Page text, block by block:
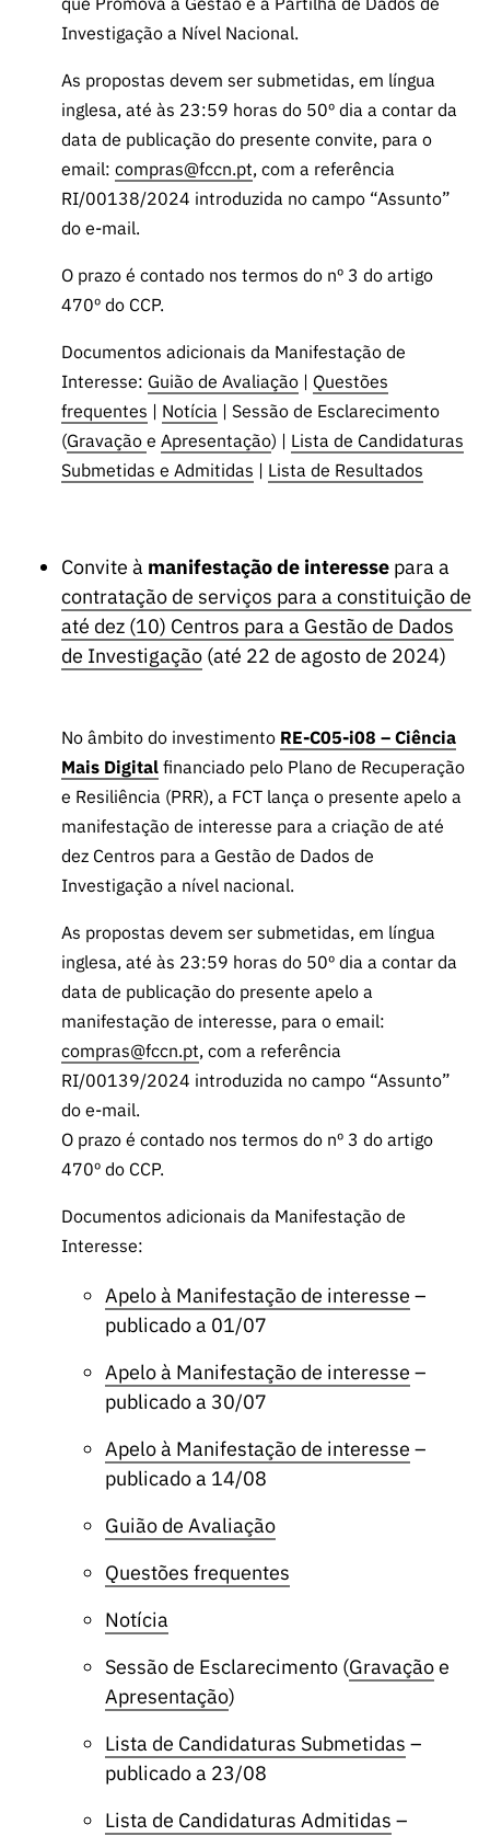
Investigação a Nível Nacional.
As propostas devem ser submetidas, em língua
inglesa, até às 23:59 horas do 50º dia a contar da
data de publicação do presente convite, para o
email: compras@fccn.pt, com a referência
RI/00138/2024 introduzida no campo “Assunto”
do e-mail.
O prazo é contado nos termos do nº 3 do artigo
470º do CCP.
Documentos adicionais da Manifestação de
Interesse: Guião de Avaliação | Questões
frequentes | Notícia | Sessão de Esclarecimento
(Gravação e Apresentação) | Lista de Candidaturas
Submetidas e Admitidas | Lista de Resultados
Convite à manifestação de interesse para a
contratação de serviços para a constituição de
até dez (10) Centros para a Gestão de Dados
de Investigação (até 22 de agosto de 2024)
No âmbito do investimento RE-C05-i08 – Ciência
Mais Digital financiado pelo Plano de Recuperação
e Resiliência (PRR), a FCT lança o presente apelo a
manifestação de interesse para a criação de até
dez Centros para a Gestão de Dados de
Investigação a nível nacional.
As propostas devem ser submetidas, em língua
inglesa, até às 23:59 horas do 50º dia a contar da
data de publicação do presente apelo a
manifestação de interesse, para o email:
compras@fccn.pt, com a referência
RI/00139/2024 introduzida no campo “Assunto”
do e-mail.
O prazo é contado nos termos do nº 3 do artigo
470º do CCP.
Documentos adicionais da Manifestação de
Interesse:
Apelo à Manifestação de interesse –
publicado a 01/07
Apelo à Manifestação de interesse –
publicado a 30/07
Apelo à Manifestação de interesse –
publicado a 14/08
Guião de Avaliação
Questões frequentes
Notícia
Sessão de Esclarecimento (Gravaçãoe
Apresentação)
Lista de Candidaturas Submetidas –
publicado a 23/08
Lista de Candidaturas Admitidas –